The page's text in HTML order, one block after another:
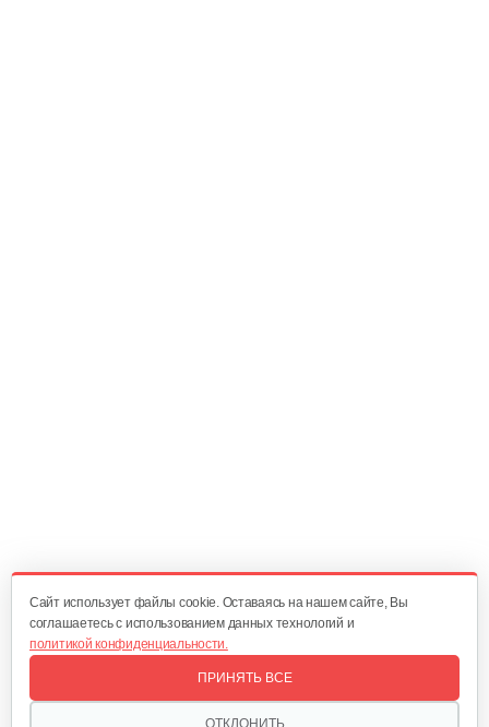
Cайт использует файлы cookie. Оставаясь на нашем сайте, Вы
соглашаетесь с использованием данных технологий и
политикой конфиденциальности.
ОТКЛОНИТЬ
ПРИНЯТЬ ВСЕ